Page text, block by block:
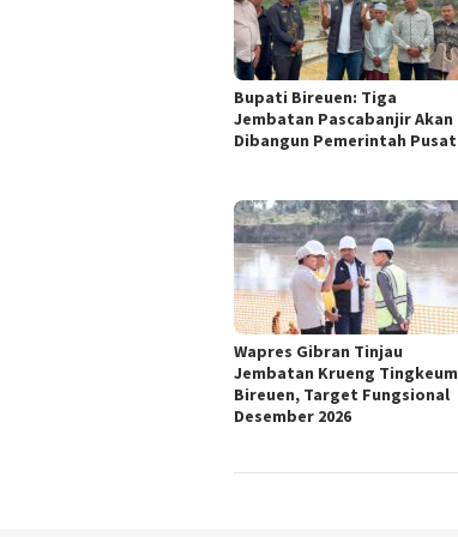
Bupati Bireuen: Tiga
Jembatan Pascabanjir Akan
Dibangun Pemerintah Pusat
Wapres Gibran Tinjau
Jembatan Krueng Tingkeum
Bireuen, Target Fungsional
Desember 2026